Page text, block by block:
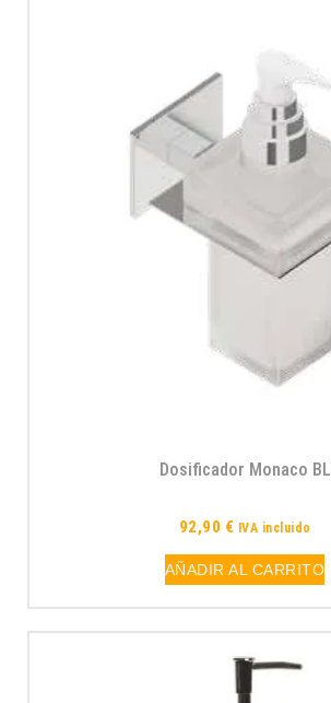
Dosificador Monaco BL
92,90 € IVA incluido
AÑADIR AL CARRITO